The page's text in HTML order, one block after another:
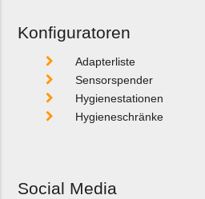
Konfiguratoren
Adapterliste
Sensorspender
Hygienestationen
Hygieneschränke
Social Media